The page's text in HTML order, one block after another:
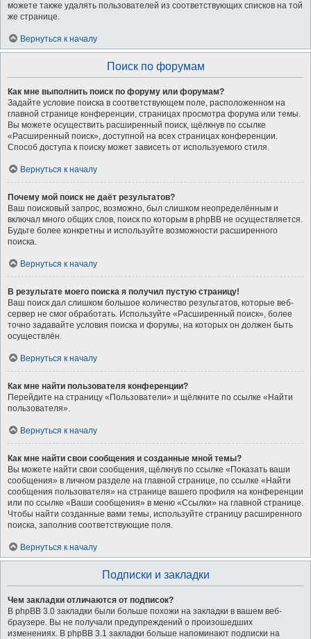
можете также удалять пользователей из соответствующих списков на той
же странице.
Вернуться к началу
Поиск по форумам
Как мне выполнить поиск по форуму или форумам?
Задайте условие поиска в соответствующем поле, расположенном на
главной странице конференции, страницах просмотра форума или темы.
Вы можете осуществить расширенный поиск, щёлкнув по ссылке
«Расширенный поиск», доступной на всех страницах конференции.
Способ доступа к поиску может зависеть от используемого стиля.
Вернуться к началу
Почему мой поиск не даёт результатов?
Ваш поисковый запрос, возможно, был слишком неопределённым и
включал много общих слов, поиск по которым в phpBB не осуществляется.
Будьте более конкретны и используйте возможности расширенного
поиска.
Вернуться к началу
В результате моего поиска я получил пустую страницу!
Ваш поиск дал слишком большое количество результатов, которые веб-
сервер не смог обработать. Используйте «Расширенный поиск», более
точно задавайте условия поиска и форумы, на которых он должен быть
осуществлён.
Вернуться к началу
Как мне найти пользователя конференции?
Перейдите на страницу «Пользователи» и щёлкните по ссылке «Найти
пользователя».
Вернуться к началу
Как мне найти свои сообщения и созданные мной темы?
Вы можете найти свои сообщения, щёлкнув по ссылке «Показать ваши
сообщения» в личном разделе на главной странице, по ссылке «Найти
сообщения пользователя» на странице вашего профиля на конференции
или по ссылке «Ваши сообщения» в меню «Ссылки» на главной странице.
Чтобы найти созданные вами темы, используйте страницу расширенного
поиска, заполнив соответствующие поля.
Вернуться к началу
Подписки и закладки
Чем закладки отличаются от подписок?
В phpBB 3.0 закладки были больше похожи на закладки в вашем веб-
браузере. Вы не получали предупреждений о произошедших
изменениях. В phpBB 3.1 закладки больше напоминают подписки на